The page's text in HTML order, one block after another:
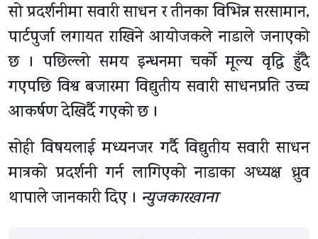
सो प्रदर्शनीमा सवारी साधन र तीनका विभिन्न सरसामान,
पार्टपुर्जा लगायत राखिने आयोजकले नाडाले जनाएको
छ । पछिल्लो समय इन्धनमा चर्को मूल्य वृद्धि हुँदै
गएपछि विश्व बजारमा विद्युतीय सवारी साधनप्रति उच्च
आकर्षण देखिर्दै गएको छ ।
सोही विषयलाई मध्यनजर गर्दै विद्युतीय सवारी साधन
मात्रको प्रदर्शनी गर्न लागिएको नाडाका अध्यक्ष ध्रुव
थापाले जानकारी दिए । न्युजकारखाना